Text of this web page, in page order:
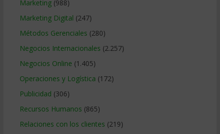
Marketing(988)
Marketing Digital (247)
Métodos Gerenciales (280)
Negocios Internacionales (2.257)
Negocios Online (1.405)
Operaciones y Logística (172)
Publicidad (306)
Recursos Humanos (865)
Relaciones con los clientes (219)